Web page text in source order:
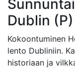
Dublin (P)
Kokoontuminen
lento Dubliniin.
historiaan ja